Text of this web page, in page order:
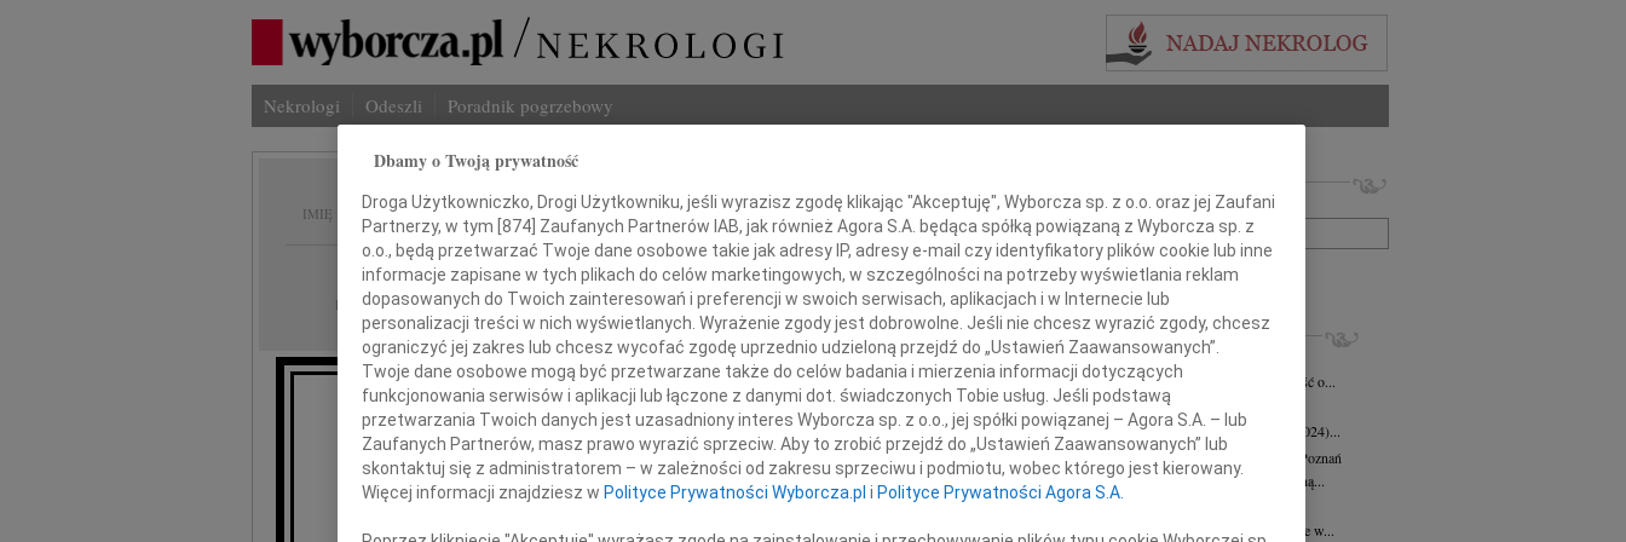
Nekrologi Odeszli Poradnik pogrzebowy
IMIĘ I NAZWISKO: Jan Stryszowski
REGION: Poznań
DATA EMISJI: 09.10.2018
Ze smutkiem zawiadamiamy, że 24 września 2018r.,
zmarł nasz Tata
Imię i nazwisko lub numer ogłoszenia:
+ szukanie zaawansowane
INNE NEKROLOGI
Elżbieta Fikus 05.08.2026Poznań
Z głębokim smutkiem przyjęliśmy wiadomość o...
Alina Augustynowicz
Alina Augustynowicz z domu Hinz (1979-2024)...
Małgorzata Oleśkowicz-Popiel
Poznań
Z głębokim smutkiem żegnamy naszą wybitną...
Witold Szulc
Z głębokim żalem przyjęliśmy wiadomość, że w...
Dbamy o Twoją prywatność
Droga Użytkowniczko, Drogi Użytkowniku, jeśli wyrazisz zgodę klikając "Akceptuję", Wyborcza sp. z o.o. oraz jej Zaufani
Partnerzy, w tym [874] Zaufanych Partnerów IAB, jak również Agora S.A. będąca spółką powiązaną z Wyborcza sp. z
o.o., będą przetwarzać Twoje dane osobowe takie jak adresy IP, adresy e-mail czy identyfikatory plików cookie lub inne
informacje zapisane w tych plikach do celów marketingowych, w szczególności na potrzeby wyświetlania reklam
dopasowanych do Twoich zainteresowań i preferencji w swoich serwisach, aplikacjach i w Internecie lub
personalizacji treści w nich wyświetlanych. Wyrażenie zgody jest dobrowolne. Jeśli nie chcesz wyrazić zgody, chcesz
ograniczyć jej zakres lub chcesz wycofać zgodę uprzednio udzieloną przejdź do „Ustawień Zaawansowanych”.
Twoje dane osobowe mogą być przetwarzane także do celów badania i mierzenia informacji dotyczących
funkcjonowania serwisów i aplikacji lub łączone z danymi dot. świadczonych Tobie usług. Jeśli podstawą
przetwarzania Twoich danych jest uzasadniony interes Wyborcza sp. z o.o., jej spółki powiązanej – Agora S.A. – lub
Zaufanych Partnerów, masz prawo wyrazić sprzeciw. Aby to zrobić przejdź do „Ustawień Zaawansowanych” lub
skontaktuj się z administratorem – w zależności od zakresu sprzeciwu i podmiotu, wobec którego jest kierowany.
Więcej informacji znajdziesz w Polityce Prywatności Wyborcza.pl i Polityce Prywatności Agora S.A.